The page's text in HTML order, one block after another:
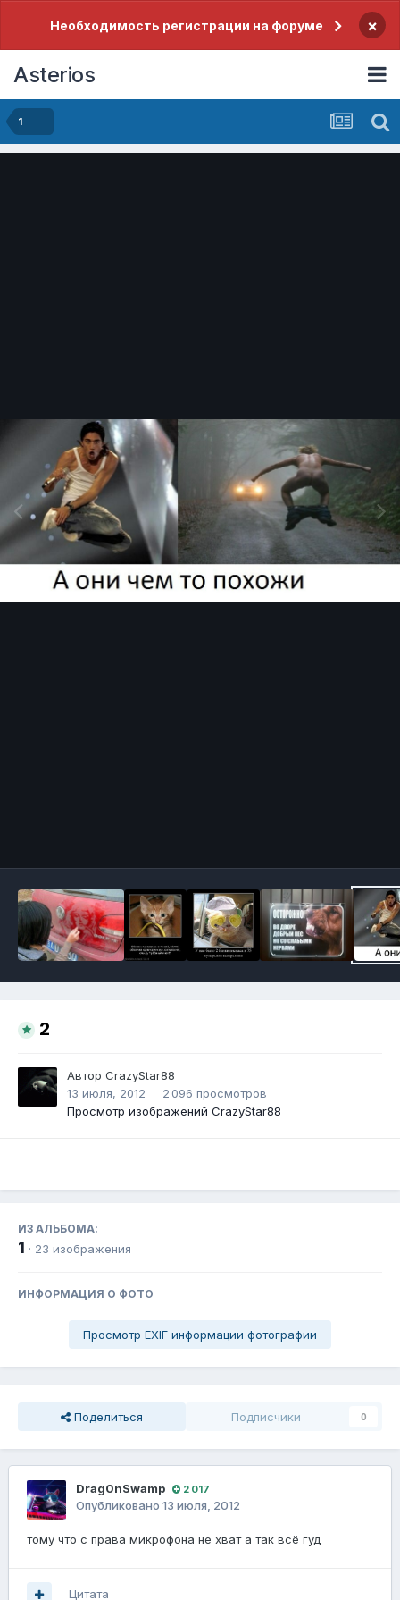
Необходимость регистрации на форуме ×
Asterios
1
2
Автор CrazyStar88
13 июля, 2012
2 096 просмотров
Просмотр изображений CrazyStar88
ИЗ АЛЬБОМА:
1 · 23 изображения
ИНФОРМАЦИЯ О ФОТО
Просмотр EXIF информации фотографии
Поделиться Подписчики 0
Drag0nSwamp 2 017
Опубликовано 13 июля, 2012
тому что с права микрофона не хват а так всё гуд
Цитата